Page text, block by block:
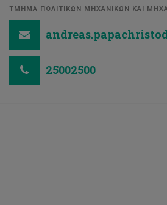
ΤΜΗΜΑ ΠΟΛΙΤΙΚΩΝ ΜΗΧΑΝΙΚΩΝ ΚΑΙ
25002500